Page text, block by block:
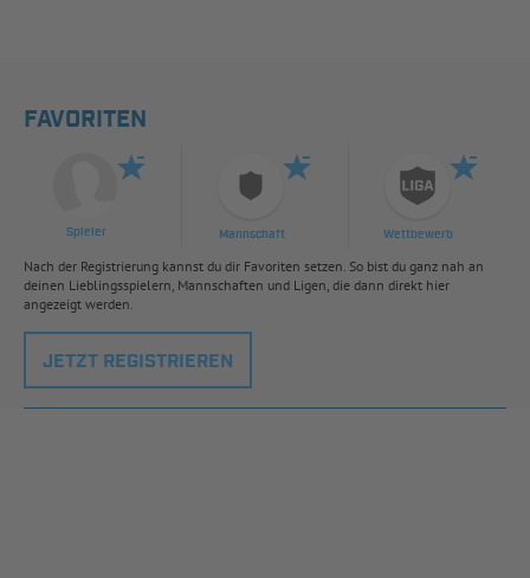
FAVORITEN
Spieler Mannschaft Wettbewerb
Nach der Registrierung kannst du dir Favoriten setzen. So bist du ganz nah an
deinen Lieblingsspielern, Mannschaften und Ligen, die dann direkt hier
angezeigt werden.
JETZT REGISTRIEREN